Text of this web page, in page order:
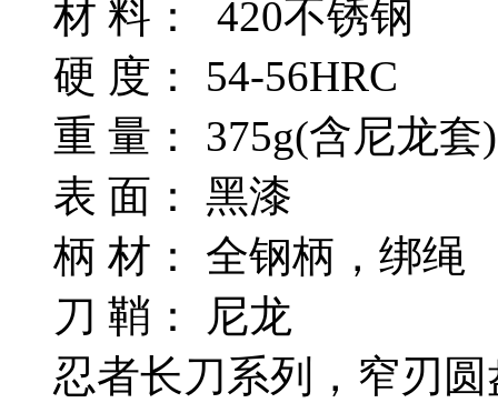
材 料： 420不锈钢
硬 度： 54-56HRC
重 量： 375g(含尼龙
表 面： 黑漆
柄 材： 全钢柄，绑绳
刀 鞘： 尼龙
忍者长刀系列，窄刃